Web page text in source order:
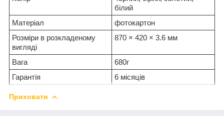
білий
Матеріал
фотокартон
Розміри в розкладеному
вигляді
870 × 420 × 3.6 мм
Вага
680г
Гарантія
6 місяців
Приховати